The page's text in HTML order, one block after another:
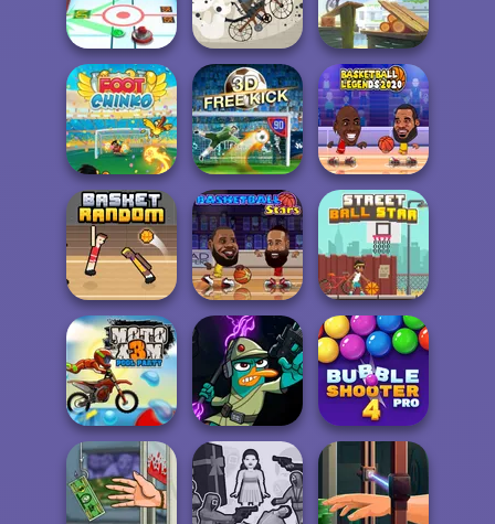
360 Epic City
Swimming Pro Classic Bowling
3D Air Hockey Biker Street Moto Maniac
Foot Chinko 3D Free Kick
Basketball
Legends 2020
Basket Random Basketball Stars Street Ball Star
Moto X3M Pool
Agent P Rebel
Bubble Shooter